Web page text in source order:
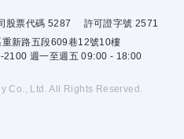
股票代碼 5287
許可證字號 2571
新路五段609巷12號10樓
週一至週五 09:00 - 18:00
Co., Ltd. All Rights Reserved.